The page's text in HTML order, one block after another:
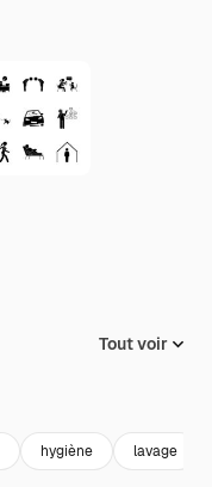
Tout voir
hygiène lavage